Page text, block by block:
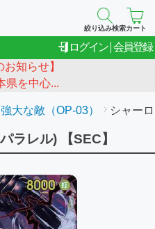
絞り込み検索カート
ログイン 会員登録
お知らせ】
県を中心...
強大な敵（OP-03） シャー
ラレル) 【SEC】